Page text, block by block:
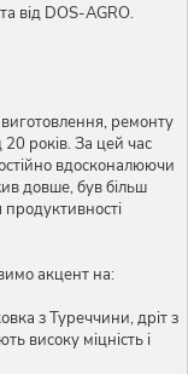
від DOS-AGRO.
ремонту
років. За цей час
вдосконалюючи
довше, був більш
акцент на:
з Туреччини, дріт з
високу міцність і